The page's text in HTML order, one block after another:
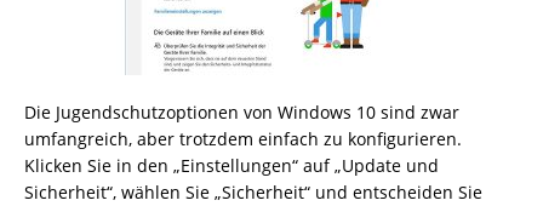
Die Jugendschutzoptionen von Windows 10 sind zwar
umfangreich, aber trotzdem einfach zu konfigurieren.
Klicken Sie in den „Einstellungen“ auf „Update und
Sicherheit“, wählen Sie „Sicherheit“ und entscheiden Sie